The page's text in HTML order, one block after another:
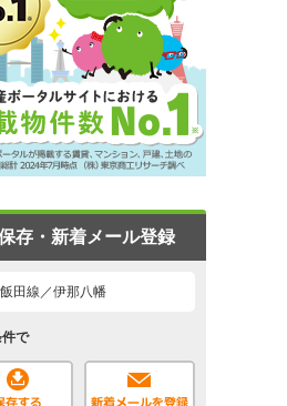
存・新着メール登録
飯田線／伊那八幡
件で